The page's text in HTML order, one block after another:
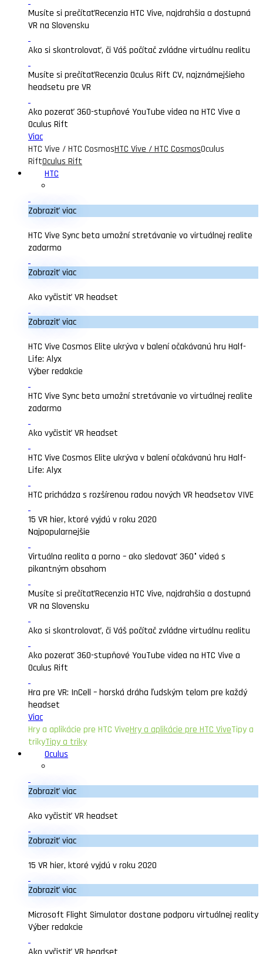
Musíte si prečítaťRecenzia HTC Vive, najdrahšia a dostupná
VR na Slovensku
Ako si skontrolovať, či Váš počítač zvládne virtuálnu realitu
Musíte si prečítaťRecenzia Oculus Rift CV, najznámejšieho
headsetu pre VR
Ako pozerať 360-stupňové YouTube videa na HTC Vive a
Oculus Rift
Viac
HTC Vive / HTC CosmosHTC Vive / HTC CosmosOculus
RiftOculus Rift
HTC
Zobraziť viac
HTC Vive Sync beta umožní stretávanie vo virtuálnej realite
zadarmo
Zobraziť viac
Ako vyčistiť VR headset
Zobraziť viac
HTC Vive Cosmos Elite ukrýva v balení očakávanú hru Half-
Life: Alyx
Výber redakcie
HTC Vive Sync beta umožní stretávanie vo virtuálnej realite
zadarmo
Ako vyčistiť VR headset
HTC Vive Cosmos Elite ukrýva v balení očakávanú hru Half-
Life: Alyx
HTC prichádza s rozšírenou radou nových VR headsetov VIVE
15 VR hier, ktoré vyjdú v roku 2020
Najpopularnejšie
Virtuálna realita a porno – ako sledovať 360° videá s
pikantným obsahom
Musíte si prečítaťRecenzia HTC Vive, najdrahšia a dostupná
VR na Slovensku
Ako si skontrolovať, či Váš počítač zvládne virtuálnu realitu
Ako pozerať 360-stupňové YouTube videa na HTC Vive a
Oculus Rift
Hra pre VR: InCell – horská dráha ľudským telom pre každý
headset
Viac
Hry a aplikácie pre HTC ViveHry a aplikácie pre HTC ViveTipy a
trikyTipy a triky
Oculus
Zobraziť viac
Ako vyčistiť VR headset
Zobraziť viac
15 VR hier, ktoré vyjdú v roku 2020
Zobraziť viac
Microsoft Flight Simulator dostane podporu virtuálnej reality
Výber redakcie